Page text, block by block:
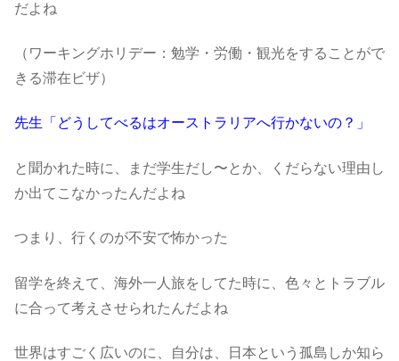
だよね
（ワーキングホリデー：勉学・労働・観光をすることがで
きる滞在ビザ）
先生「どうしてべるはオーストラリアへ行かないの？」
と聞かれた時に、まだ学生だし〜とか、くだらない理由し
か出てこなかったんだよね
つまり、行くのが不安で怖かった
留学を終えて、海外一人旅をしてた時に、色々とトラブル
に合って考えさせられたんだよね
世界はすごく広いのに、自分は、日本という孤島しか知ら